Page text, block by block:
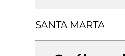
SANTA MARTA